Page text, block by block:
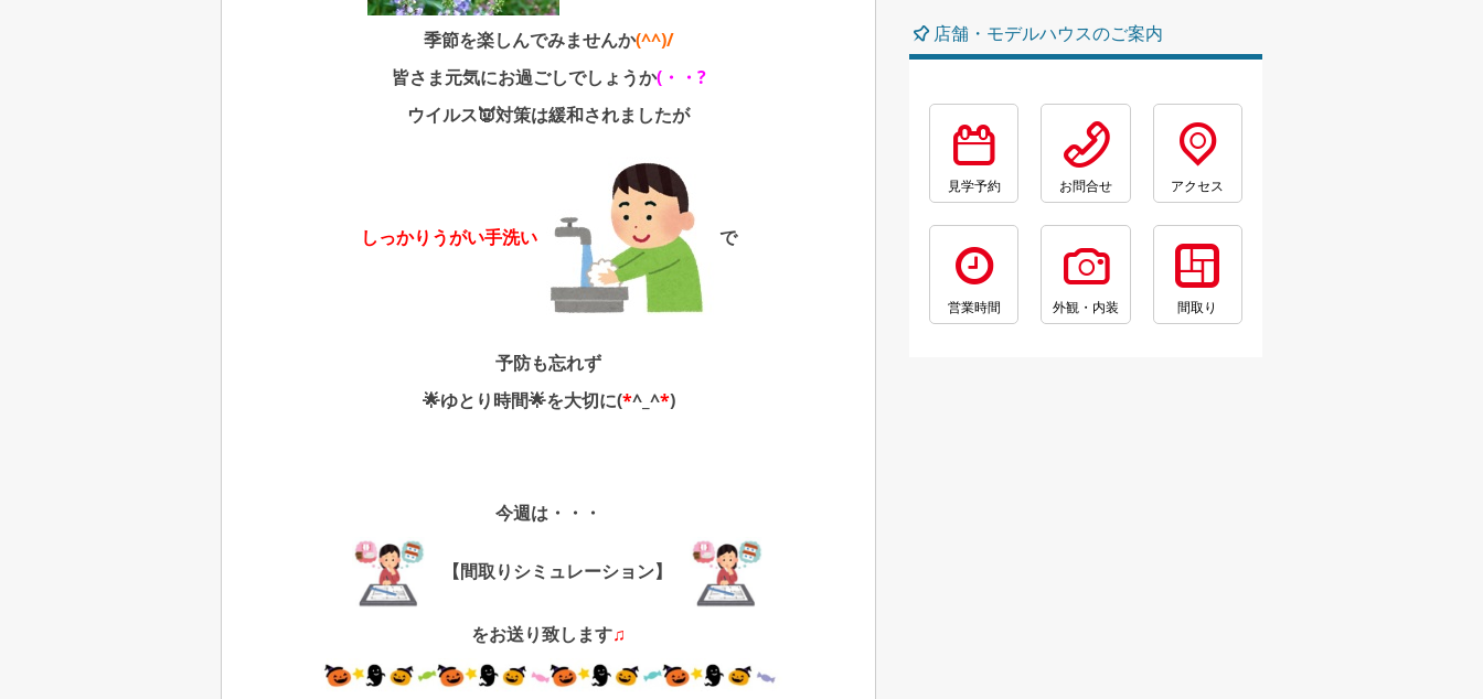
季節を楽しんでみませんか(^^)/
皆さま元気にお過ごしでしょうか(・・?
ウイルス👿対策は緩和されましたが
しっかりうがい手洗い で
予防も忘れず
🌟ゆとり時間🌟を大切に(*^_^*)
今週は・・・
【間取りシミュレーション】
をお送り致します♫
店舗・モデルハウスのご案内
見学予約 お問合せ アクセス
営業時間 外観・内装 間取り